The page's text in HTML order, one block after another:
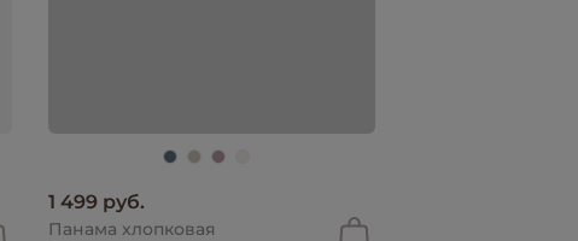
1 499 руб.
Панама хлопковая